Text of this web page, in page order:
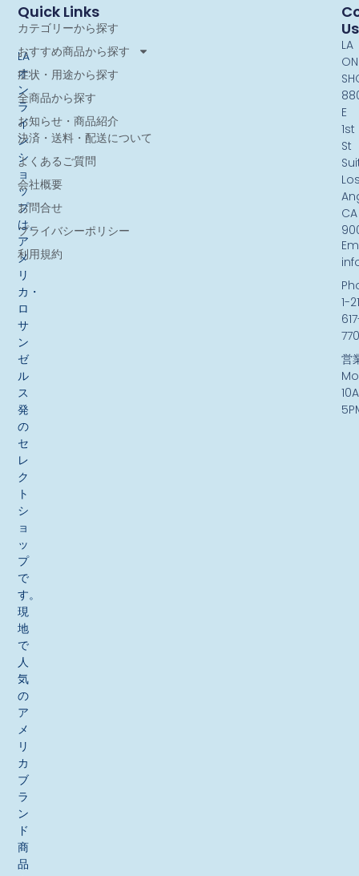
LA
オ
ン
ラ
イ
ン
シ
ョ
ッ
プ
は、
ア
メ
リ
カ・
ロ
サ
ン
ゼ
ル
ス
発
の
セ
レ
ク
ト
シ
ョ
ッ
プ
で
す。
現
地
で
人
気
の
ア
メ
リ
カ
ブ
ラ
ン
ド
商
品
Quick Links
カテゴリーから探す
おすすめ商品から探す
症状・用途から探す
全商品から探す
お知らせ・商品紹介
決済・送料・配送について
よくあるご質問
会社概要
お問合せ
プライバシーポリシー
利用規約
Us
LA
E
1st
St
CA
1-
営